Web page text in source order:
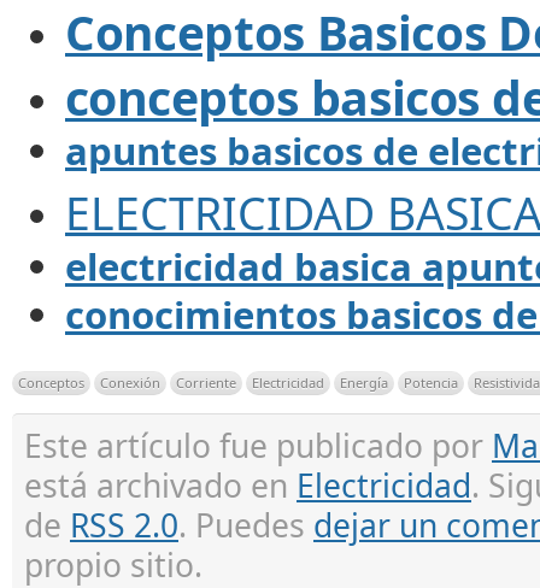
Conceptos Basicos
conceptos basicos
apuntes basicos de
ELECTRICIDAD
electricidad basica
conocimientos basicos
Conceptos Conexión Corriente Electricidad Energía Potencia
Este artículo fue publicado por
está archivado en Electricidad.
de RSS 2.0. Puedes dejar un
propio sitio.